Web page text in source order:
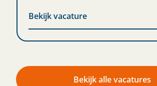
Bekijk vacature
Bekijk alle vacatures